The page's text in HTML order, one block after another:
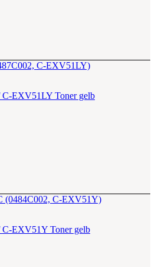
C-EXV51LY Toner gelb
C-EXV51Y Toner gelb